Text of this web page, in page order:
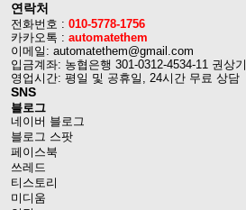
연락처
전화번호 : 010-5778-1756
카카오톡 : automatethem
이메일: automatethem@gmail.com
입금계좌: 농협은행 301-0312-4534-11 권상기
영업시간: 평일 및 공휴일, 24시간 무료 상담
SNS
블로그
네이버 블로그
블로그 스팟
페이스북
쓰레드
티스토리
미디움